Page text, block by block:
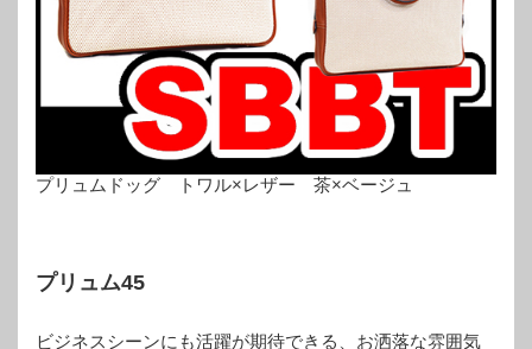
プリュムドッグ トワル×レザー 茶×ベージュ
プリュム45
ビジネスシーンにも活躍が期待できる、お洒落な雰囲気